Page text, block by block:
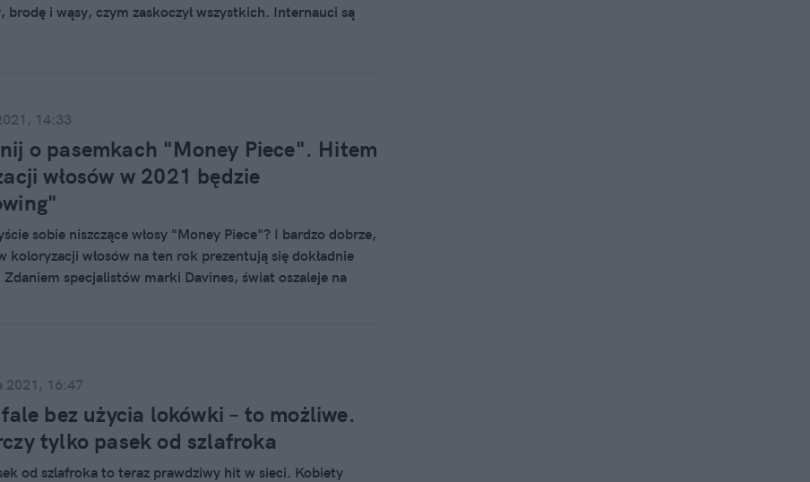
brodę i wąsy, czym zaskoczył wszystkich. Internauci są
14:33
o pasemkach "Money Piece". Hitem
włosów w 2021 będzie
sobie niszczące włosy "Money Piece"? I bardzo dobrze,
koloryzacji włosów na ten rok prezentują się dokładnie
specjalistów marki Davines, świat oszaleje na
2021, 16:47
bez użycia lokówki – to możliwe.
tylko pasek od szlafroka
od szlafroka to teraz prawdziwy hit w sieci. Kobiety